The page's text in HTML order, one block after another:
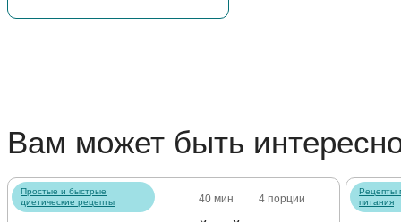
Вам может быть
Простые и быстрые
диетические рецепты
40 мин 4 порции
Рецепты
питания